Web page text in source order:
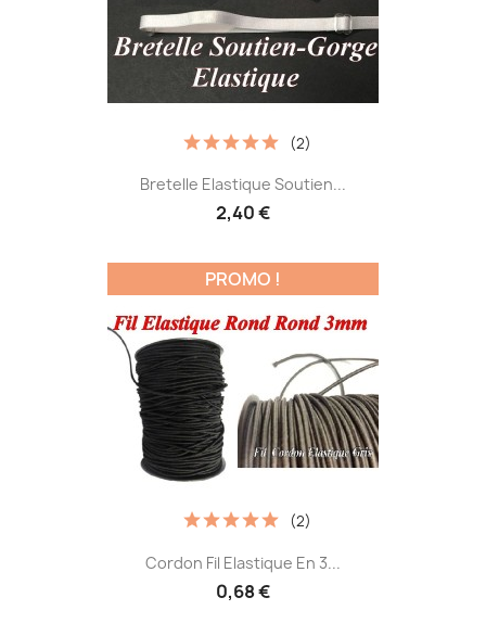
Bretelle Elastique Soutien...
2,40 €
(2)
Cordon Fil Elastique En 3...
0,68 €
(2)
PROMO !